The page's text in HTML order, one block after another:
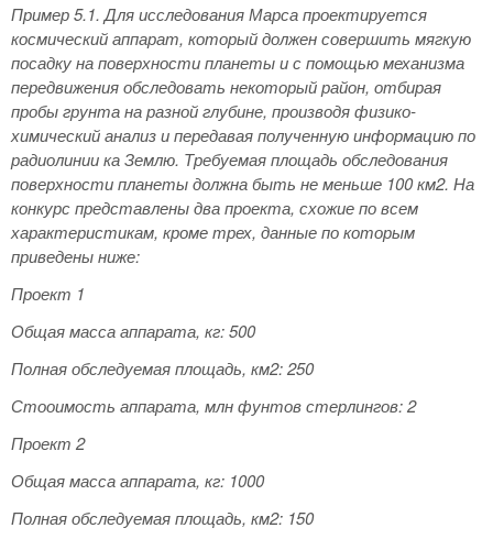
Пример 5.1. Для исследования Марса проектируется
космический аппарат, который должен совершить мягкую
посадку на поверхности планеты и с помощью механизма
передвижения обследовать некоторый район, отбирая
пробы грунта на разной глубине, производя физико-
химический анализ и передавая полученную информацию по
радиолинии ка Землю. Требуемая площадь обследования
поверхности планеты должна быть не меньше 100 км2. На
конкурс представлены два проекта, схожие по всем
характеристикам, кроме трех, данные по которым
приведены ниже:
Проект 1
Общая масса аппарата, кг: 500
Полная обследуемая площадь, км2: 250
Стооимость аппарата, млн фунтов стерлингов: 2
Проект 2
Общая масса аппарата, кг: 1000
Полная обследуемая площадь, км2: 150